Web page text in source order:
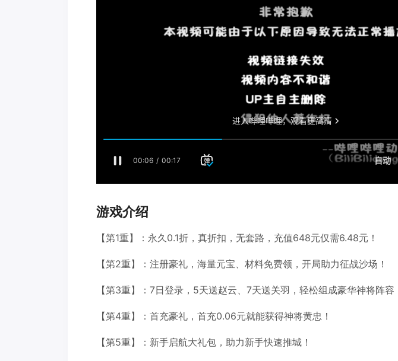
游戏介绍
【第1重】：永久0.1折，真折扣，无套路，充值648元仅需6.48元！
【第2重】：注册豪礼，海量元宝、材料免费领，开局助力征战沙场！
【第3重】：7日登录，5天送赵云、7天送关羽，轻松组成豪华神将阵容
【第4重】：首充豪礼，首充0.06元就能获得神将黄忠！
【第5重】：新手启航大礼包，助力新手快速推城！